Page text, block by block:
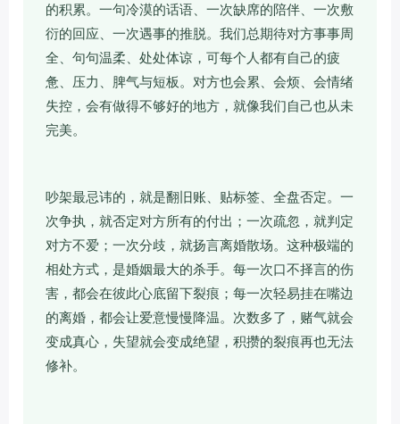
的积累。一句冷漠的话语、一次缺席的陪伴、一次敷
衍的回应、一次遇事的推脱。我们总期待对方事事周
全、句句温柔、处处体谅，可每个人都有自己的疲
惫、压力、脾气与短板。对方也会累、会烦、会情绪
失控，会有做得不够好的地方，就像我们自己也从未
完美。
吵架最忌讳的，就是翻旧账、贴标签、全盘否定。一
次争执，就否定对方所有的付出；一次疏忽，就判定
对方不爱；一次分歧，就扬言离婚散场。这种极端的
相处方式，是婚姻最大的杀手。每一次口不择言的伤
害，都会在彼此心底留下裂痕；每一次轻易挂在嘴边
的离婚，都会让爱意慢慢降温。次数多了，赌气就会
变成真心，失望就会变成绝望，积攒的裂痕再也无法
修补。